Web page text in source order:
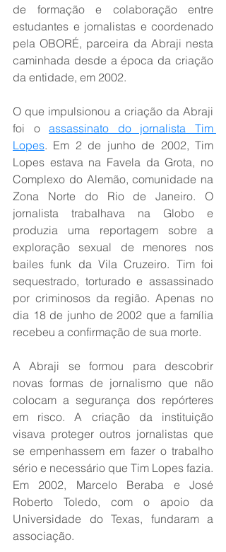
de formação e colaboração entre
estudantes e jornalistas e coordenado
pela OBORÉ, parceira da Abraji nesta
caminhada desde a época da criação
da entidade, em 2002.
O que impulsionou a criação da Abraji
foi o assassinato do jornalista Tim
Lopes. Em 2 de junho de 2002, Tim
Lopes estava na Favela da Grota, no
Complexo do Alemão, comunidade na
Zona Norte do Rio de Janeiro. O
jornalista trabalhava na Globo e
produzia uma reportagem sobre a
exploração sexual de menores nos
bailes funk da Vila Cruzeiro. Tim foi
sequestrado, torturado e assassinado
por criminosos da região. Apenas no
dia 18 de junho de 2002 que a família
recebeu a confirmação de sua morte.
A Abraji se formou para descobrir
novas formas de jornalismo que não
colocam a segurança dos repórteres
em risco. A criação da instituição
visava proteger outros jornalistas que
se empenhassem em fazer o trabalho
sério e necessário que Tim Lopes fazia.
Em 2002, Marcelo Beraba e José
Roberto Toledo, com o apoio da
Universidade do Texas, fundaram a
associação.